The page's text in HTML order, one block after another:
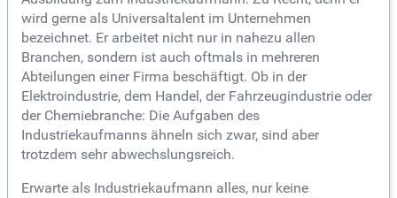
wird gerne als Universaltalent im Unternehmen
bezeichnet. Er arbeitet nicht nur in nahezu allen
Branchen, sondern ist auch oftmals in mehreren
Abteilungen einer Firma beschäftigt. Ob in der
Elektroindustrie, dem Handel, der Fahrzeugindustrie oder
der Chemiebranche: Die Aufgaben des
Industriekaufmanns ähneln sich zwar, sind aber
trotzdem sehr abwechslungsreich.
Erwarte als Industriekaufmann alles, nur keine